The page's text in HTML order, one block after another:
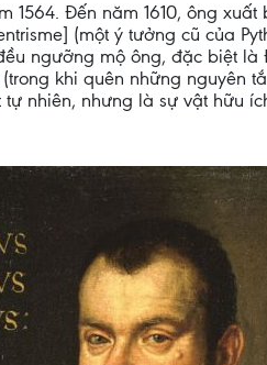
1564. Đến năm 1610, ông xuất
(một ý tưởng cũ của
ngưỡng mộ ông, đặc biệt là
khi quên những nguyên
nhiên, nhưng là sự vật hữu